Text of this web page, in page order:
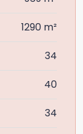
1290 m²
34
40
34